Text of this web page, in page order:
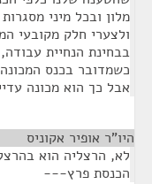
מלון ובכל מיני
ולצערי חלק מקובעי
בבחינת הנחיית
כשמדובר בכנס
אבל כך הוא מכונה
היו"ר אופיר אקוניס
לא, הרצליה הוא
הכנסת פרץ---